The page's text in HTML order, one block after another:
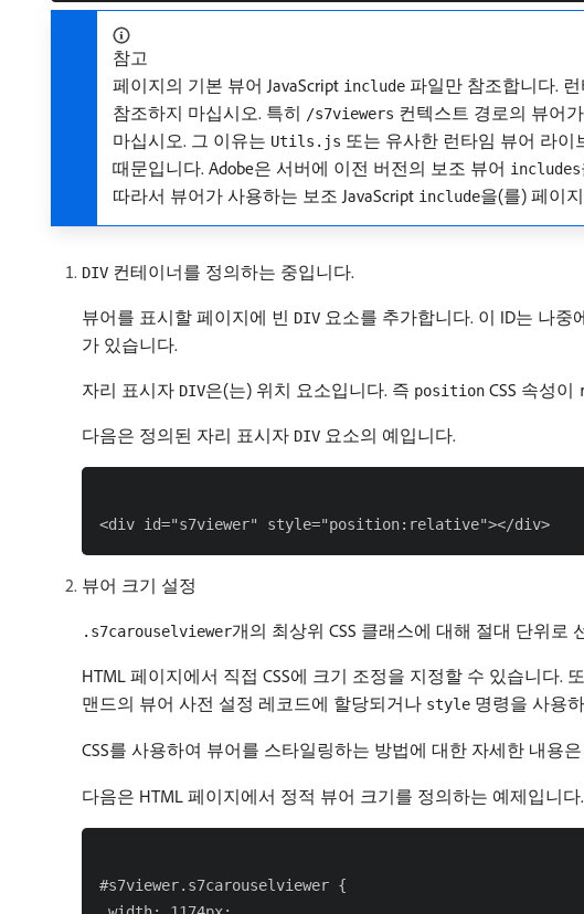
참고
페이지의 기본 뷰어 JavaScript include 파일만 참조합니다.
참조하지 마십시오. 특히 /s7viewers 컨텍스트 경로의 뷰어
마십시오. 그 이유는 Utils.js 또는 유사한 런타임 뷰어 라
때문입니다. Adobe은 서버에 이전 버전의 보조 뷰어 includes
따라서 뷰어가 사용하는 보조 JavaScript include을(를) 페이
DIV 컨테이너를 정의하는 중입니다.
뷰어를 표시할 페이지에 빈 DIV 요소를 추가합니다. 이 ID는 나중
가 있습니다.
자리 표시자 DIV은(는) 위치 요소입니다. 즉 position CSS 속성이
다음은 정의된 자리 표시자 DIV 요소의 예입니다.
뷰어 크기 설정
.s7carouselviewer개의 최상위 CSS 클래스에 대해 절대 단위로
HTML 페이지에서 직접 CSS에 크기 조정을 지정할 수 있습니다.
맨드의 뷰어 사전 설정 레코드에 할당되거나 style 명령을 사용
CSS를 사용하여 뷰어를 스타일링하는 방법에 대한 자세한 내용은
다음은 HTML 페이지에서 정적 뷰어 크기를 정의하는 예제입니다.
#s7viewer.s7carouselviewer {